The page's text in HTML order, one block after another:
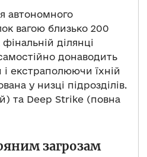
автономного
вагою близько 200
ділянці
донаводить
і екстраполюючи їхній
у низці підрозділів.
та Deep Strike (повна
загрозам